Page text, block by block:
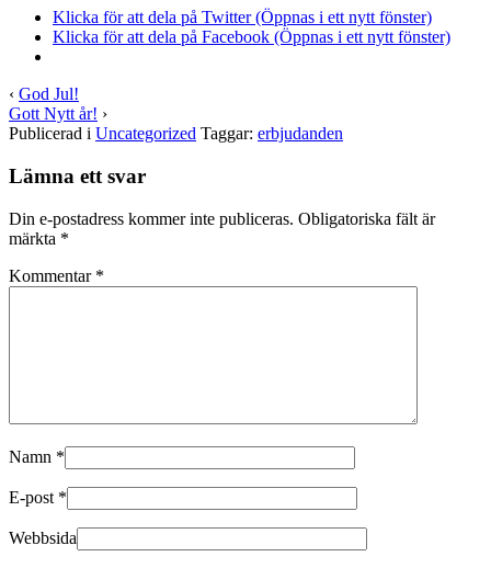
Klicka för att dela på Twitter (Öppnas i ett nytt fönster)
Klicka för att dela på Facebook (Öppnas i ett nytt fönster)
‹ God Jul!
Gott Nytt år! ›
Publicerad i Uncategorized Taggar: erbjudanden
Lämna ett svar
Din e-postadress kommer inte publiceras. Obligatoriska fält är
märkta *
Kommentar *
Namn *
E-post *
Webbsida